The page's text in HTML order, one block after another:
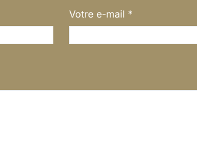
Votre e-mail *